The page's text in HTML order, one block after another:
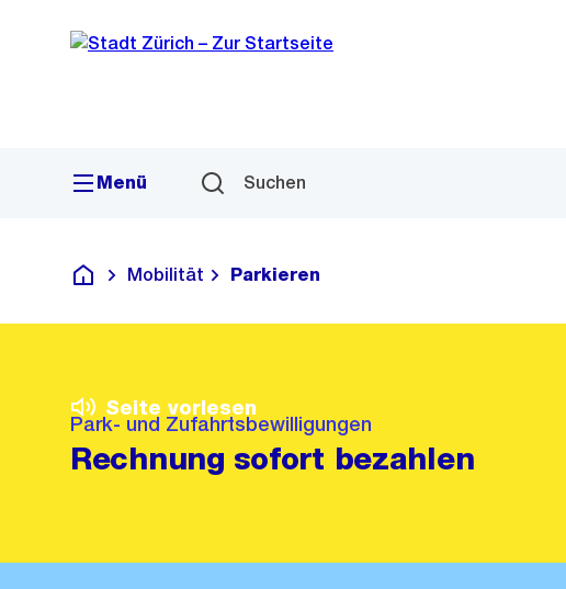
Navigation
Sprunglink
Menü Suchen
Deutsch
Mobilität Parkieren
Seite vorlesen
Park- und Zufahrtsbewilligungen
Rechnung sofort bezahlen